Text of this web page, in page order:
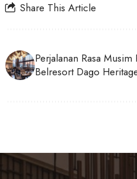
Share This Article
Perjalanan Rasa Musim
Belresort Dago